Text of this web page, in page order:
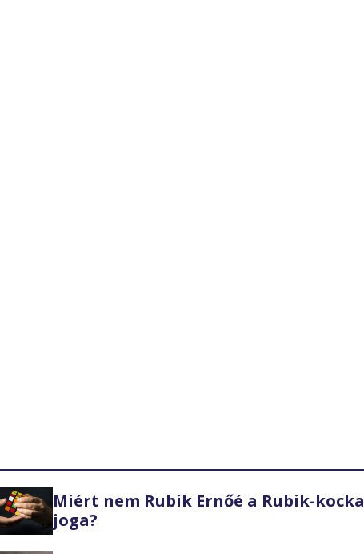
Miért nem Rubik Ernőé a Rubik-kocka
joga?